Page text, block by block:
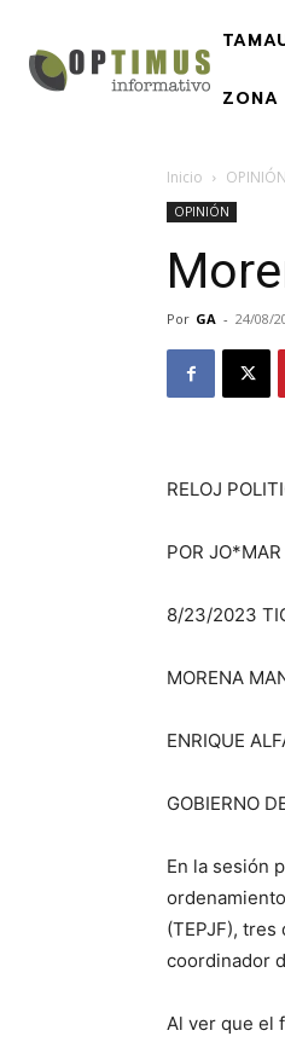
ZONA
Inicio OPINIÓN
OPINIÓN
Por GA - 24/08/
RELOJ
POR JO*MAR
8/23/2023
MORENA
ENRIQUE
GOBIERNO
En la sesión
(TEPJF),
coordinador
Al ver que el